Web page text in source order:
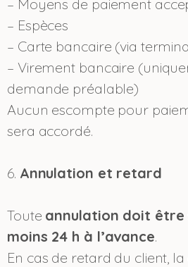
– Moyens de paiement
– Espèces
– Carte bancaire (via
– Virement bancaire
demande préalable)
Aucun escompte pour
sera accordé.
6. Annulation et retard
Toute annulation doit être
moins 24 h à l’avance.
En cas de retard du client,